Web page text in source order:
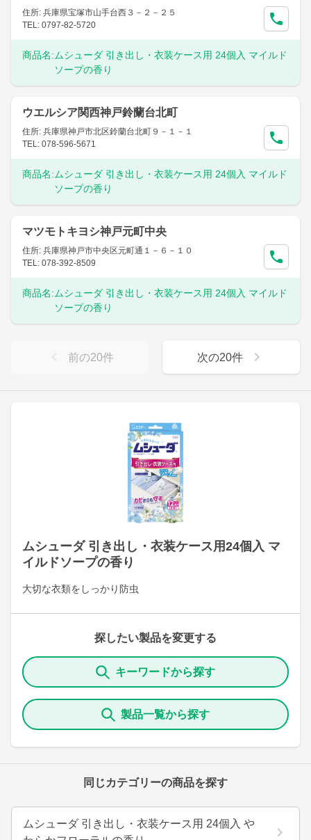
ムシューダ 引き出し・衣装ケース用24個入 マ
イルドソープの香り
大切な衣類をしっかり防虫
探したい製品を変更する
キーワードから探す
製品一覧から探す
同じカテゴリーの商品を探す
ムシューダ 引き出し・衣装ケース用 24個入 や
住所: 兵庫県宝塚市山手台西３－２－２５
TEL: 0797-82-5720
商品名: ムシューダ 引き出し・衣装ケース用 24個入 マイルド
ソープの香り
ウエルシア関西神戸鈴蘭台北町
住所: 兵庫県神戸市北区鈴蘭台北町９－１－１
TEL: 078-596-5671
商品名: ムシューダ 引き出し・衣装ケース用 24個入 マイルド
ソープの香り
マツモトキヨシ神戸元町中央
住所: 兵庫県神戸市中央区元町通１－６－１０
TEL: 078-392-8509
商品名: ムシューダ 引き出し・衣装ケース用 24個入 マイルド
ソープの香り
前の20件 次の20件